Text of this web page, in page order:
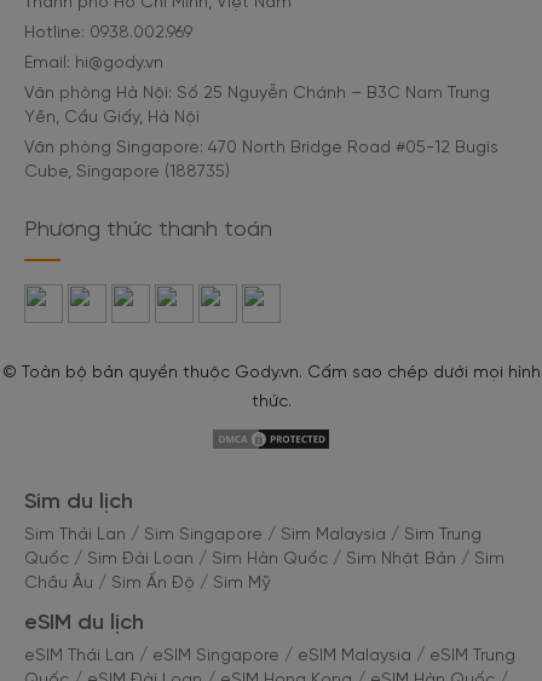
Hotline: 0938.002.969
Email: hi@gody.vn
Văn phòng Hà Nội: Số 25 Nguyễn Chánh – B3C Nam Trung
Yên, Cầu Giấy, Hà Nội
Văn phòng Singapore: 470 North Bridge Road #05-12 Bugis
Cube, Singapore (188735)
Phương thức thanh toán
© Toàn bộ bản quyền thuộc Gody.vn. Cấm sao chép dưới mọi hình
thức.
Sim du lịch
Sim Thái Lan / Sim Singapore / Sim Malaysia / Sim Trung
Quốc / Sim Đài Loan / Sim Hàn Quốc / Sim Nhật Bản / Sim
Châu Âu / Sim Ấn Độ / Sim Mỹ
eSIM du lịch
eSIM Thái Lan / eSIM Singapore / eSIM Malaysia / eSIM Trung